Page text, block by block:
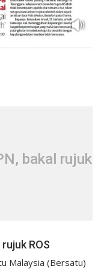
bakal rujuk
ROS
Malaysia (Bersatu)